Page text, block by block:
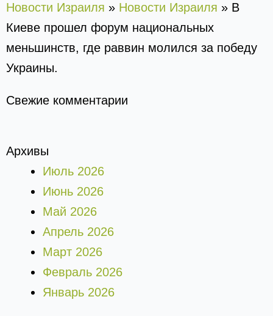
Новости Израиля » Новости Израиля » В
Киеве прошел форум национальных
меньшинств, где раввин молился за победу
Украины.
Свежие комментарии
Архивы
Июль 2026
Июнь 2026
Май 2026
Апрель 2026
Март 2026
Февраль 2026
Январь 2026